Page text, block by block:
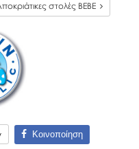
στολές BEBE
Κοινοποίηση